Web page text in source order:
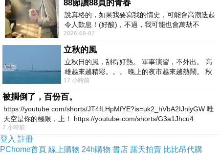
著絲質的紗帳，不時傳來檀香的香味，偶爾也夾
雜著西域傳來的乳香的味道。他快步爬上階梯，
直接上了三樓，果然孤單一個人在用餐的是梟解
「咦？小色狼你怎麼回來了？你是擔任弼馬溫
的，不是應該待在前線保護大將軍嗎？」梟解語
看到氣喘吁吁的李淳風，覺得奇怪皺眉詢問。
「匡噹！」一聲響，愁眉深鎖的梟解語手上酒杯
滑落，摔在地上砸成了碎片，兩行眼淚簌簌流
下，她用手掩住因為驚慌而張大的嘴巴：「難
88節讀88頁的青春
說真格的，如果我要寫我的情史，可能會高潮迭起
令人歎息！(好酸)，不過，我可能也會萬劫不
復...，每天跪鍵盤還是被判了花心的罪
2026-08-07
立秋的風
立秋日的風，刮得好熱。 軍事演習，不外出。 高
雄越來越精彩。。。 晚上的夜市越來越熱鬧。 秋
天的風刮得很熱 夜遊消暑熱。。。
17 小時前
被擱倒了，百份百。
https://youtube.com/shorts/JT4fLHpMfYE?is=uk2_hVbA2IJnlyGW 唯
天空是你的極限，上！ https://youtube.com/shorts/G3a1Jhcu4
7 小時前
登入 註冊
PChome首頁 線上購物 24h購物 書店 露天拍賣 比比昂代購